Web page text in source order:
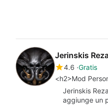
Jerinskis
4.6 Gratis
<h2>Mod
Jerinskis
aggiunge un